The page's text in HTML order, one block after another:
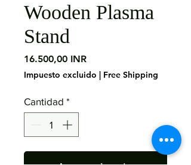
Wooden Plasma
Stand
16.500,00 INRPrecio
Impuesto excluido | Free Shipping
Cantidad *